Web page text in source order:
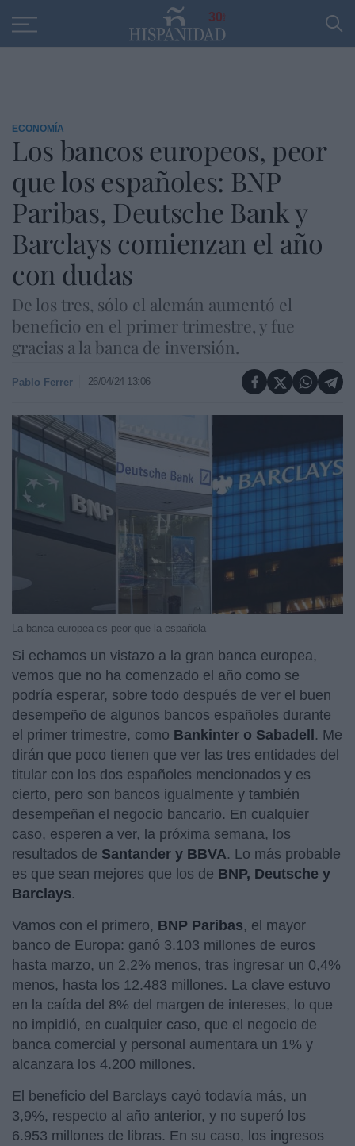
30
ECONOMÍA
Los bancos europeos, peor
que los españoles: BNP
Paribas, Deutsche Bank y
Barclays comienzan el año
con dudas
De los tres, sólo el alemán aumentó el
beneficio en el primer trimestre, y fue
gracias a la banca de inversión.
Pablo Ferrer 26/04/24 13:06
La banca europea es peor que la española
Si echamos un vistazo a la gran banca europea,
vemos que no ha comenzado el año como se
podría esperar, sobre todo después de ver el buen
desempeño de algunos bancos españoles durante
el primer trimestre, como Bankinter o Sabadell. Me
dirán que poco tienen que ver las tres entidades del
titular con los dos españoles mencionados y es
cierto, pero son bancos igualmente y también
desempeñan el negocio bancario. En cualquier
caso, esperen a ver, la próxima semana, los
resultados de Santander y BBVA. Lo más probable
es que sean mejores que los de BNP, Deutsche y
Barclays.
Vamos con el primero, BNP Paribas, el mayor
banco de Europa: ganó 3.103 millones de euros
hasta marzo, un 2,2% menos, tras ingresar un 0,4%
menos, hasta los 12.483 millones. La clave estuvo
en la caída del 8% del margen de intereses, lo que
no impidió, en cualquier caso, que el negocio de
banca comercial y personal aumentara un 1% y
alcanzara los 4.200 millones.
El beneficio del Barclays cayó todavía más, un
3,9%, respecto al año anterior, y no superó los
6.953 millones de libras. En su caso, los ingresos